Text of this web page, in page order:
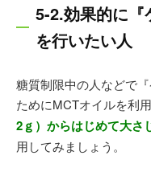
5-2.効果的に『
を行いたい人
糖質制限中の人などで
ためにMCTオイルを利
2ｇ）からはじめて大さ
用してみましょう。